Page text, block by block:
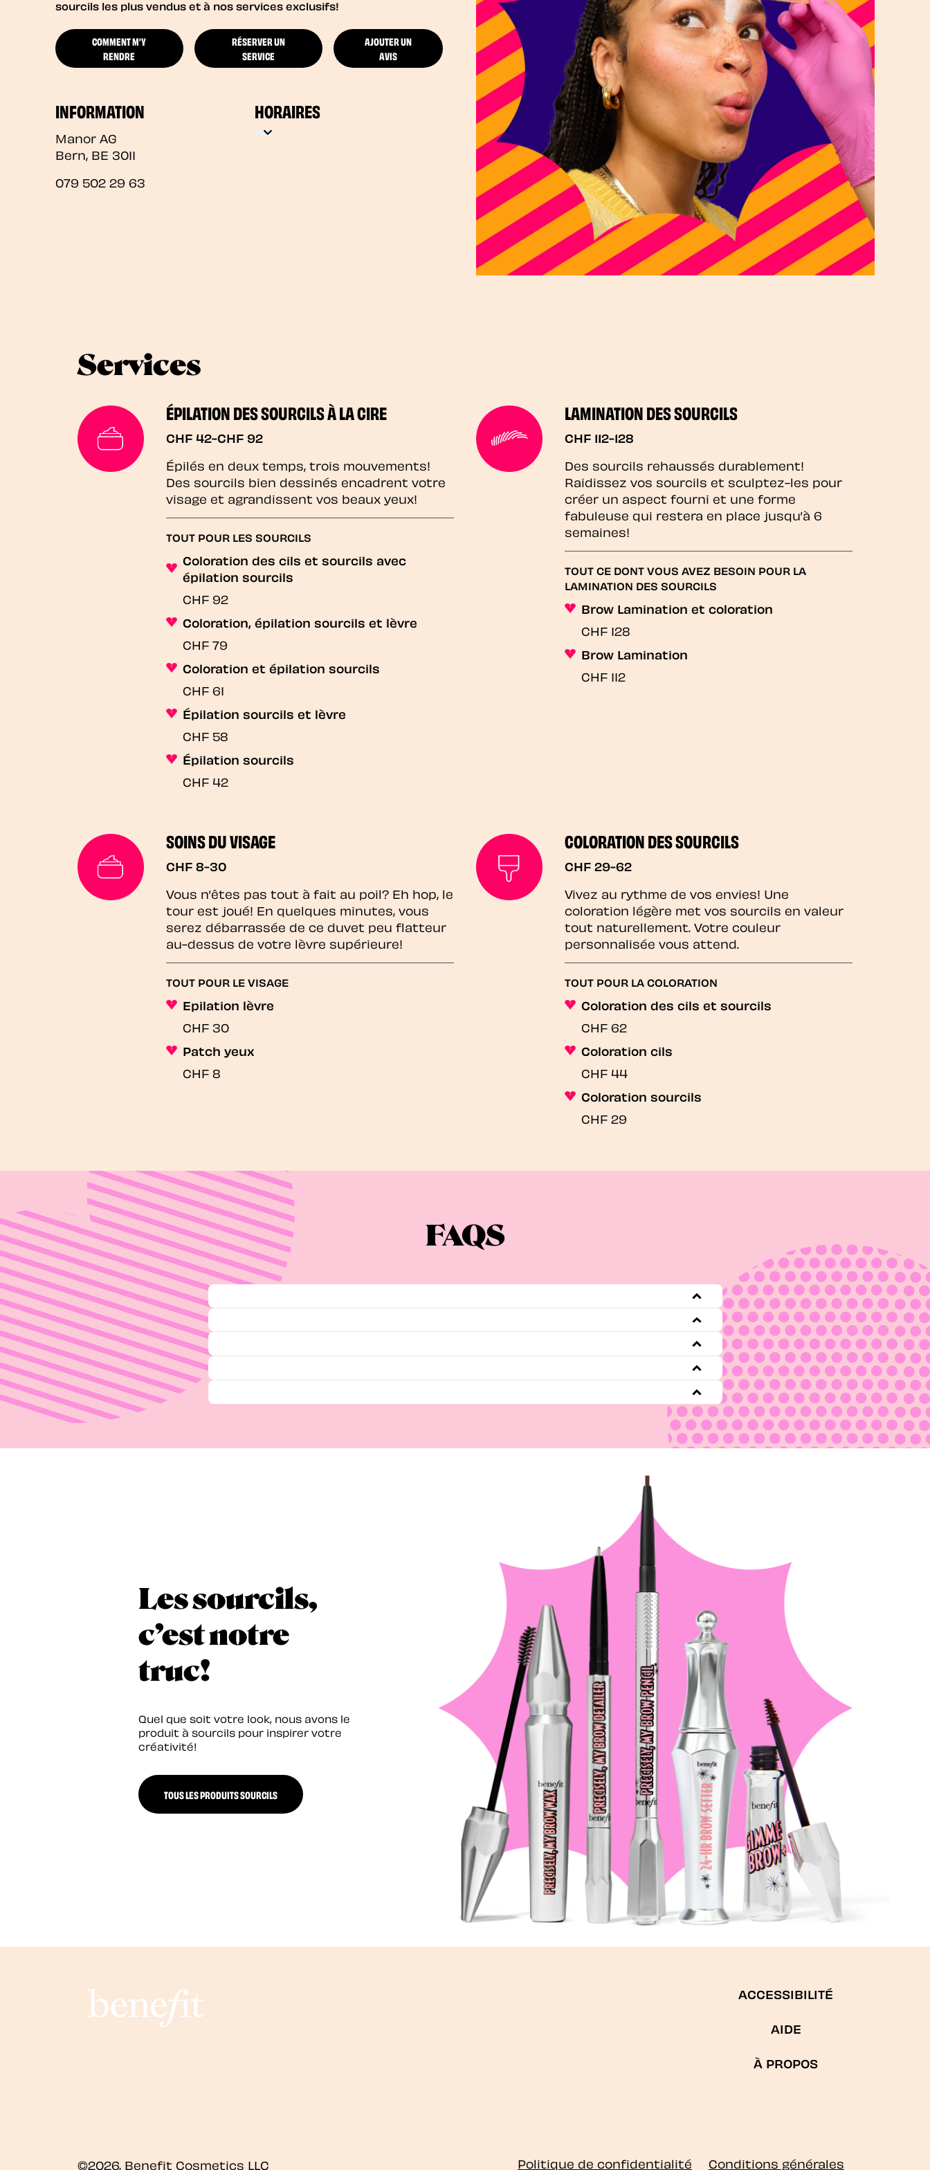
sourcils les plus vendus et à nos services exclusifs!
COMMENT M'Y
RENDRE
RÉSERVER UN
SERVICE
AJOUTER UN
AVIS
INFORMATION
Manor AG
Bern, BE 3011
079 502 29 63
HORAIRES
Services
ÉPILATION DES SOURCILS À LA CIRE
CHF 42-CHF 92
Épilés en deux temps, trois mouvements!
Des sourcils bien dessinés encadrent votre
visage et agrandissent vos beaux yeux!
TOUT POUR LES SOURCILS
Coloration des cils et sourcils avec
épilation sourcils
CHF 92
Coloration, épilation sourcils et lèvre
CHF 79
Coloration et épilation sourcils
CHF 61
Épilation sourcils et lèvre
CHF 58
Épilation sourcils
CHF 42
LAMINATION DES SOURCILS
CHF 112-128
Des sourcils rehaussés durablement!
Raidissez vos sourcils et sculptez-les pour
créer un aspect fourni et une forme
fabuleuse qui restera en place jusqu’à 6
semaines!
TOUT CE DONT VOUS AVEZ BESOIN POUR LA
LAMINATION DES SOURCILS
Brow Lamination et coloration
CHF 128
Brow Lamination
CHF 112
SOINS DU VISAGE
CHF 8-30
Vous n’êtes pas tout à fait au poil? Eh hop, le
tour est joué! En quelques minutes, vous
serez débarrassée de ce duvet peu flatteur
au-dessus de votre lèvre supérieure!
TOUT POUR LE VISAGE
Epilation lèvre
CHF 30
Patch yeux
CHF 8
COLORATION DES SOURCILS
CHF 29-62
Vivez au rythme de vos envies! Une
coloration légère met vos sourcils en valeur
tout naturellement. Votre couleur
personnalisée vous attend.
TOUT POUR LA COLORATION
Coloration des cils et sourcils
CHF 62
Coloration cils
CHF 44
Coloration sourcils
CHF 29
FAQS
Les sourcils,
c’est notre
truc!
Quel que soit votre look, nous avons le
produit à sourcils pour inspirer votre
créativité!
TOUS LES PRODUITS SOURCILS
ACCESSIBILITÉ
AIDE
À PROPOS
©2026, Benefit Cosmetics LLC Politique de confidentialité Conditions générales